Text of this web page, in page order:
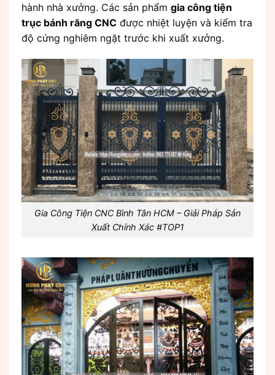
hành nhà xưởng. Các sản phẩm gia công tiện
trục bánh răng CNC được nhiệt luyện và kiểm tra
độ cứng nghiêm ngặt trước khi xuất xưởng.
Gia Công Tiện CNC Bình Tân HCM – Giải Pháp Sản
Xuất Chính Xác #TOP1